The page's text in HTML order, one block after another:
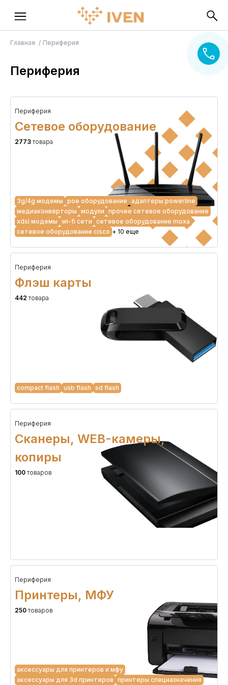
Главная Периферия
Периферия
Периферия
Сетевое оборудование
2773 товара
3g/4g модемы poe оборудование адаптеры powerline
медиаконверторы модули прочее сетевое оборудование
xdsl модемы wi-fi сети сетевое оборудование moxa
сетевое оборудование cisco + 10 еще
Периферия
Флэш карты
442 товара
compact flash usb flash sd flash
Периферия
Сканеры, WEB-камеры,
копиры
100 товаров
Периферия
Принтеры, МФУ
250 товаров
аксессуары для принтеров и мфу
аксессуары для 3d принтеров принтеры спецназначения